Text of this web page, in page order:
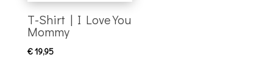
T-Shirt | I Love You
Mommy
€19,95